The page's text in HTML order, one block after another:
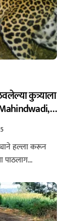
कुत्र्याला
Dog
पाठलाग...